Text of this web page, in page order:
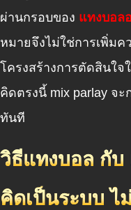
ผ่านกรอบของ แทงบอล
หมายจึงไม่ใช่การเพิ่มค
โครงสร้างการตัดสินใ
คิดตรงนี้ mix parlay จ
ทันที
วิธีแทงบอล กับ
คิดเป็นระบบ ไ